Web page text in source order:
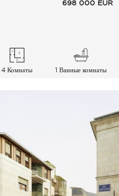
698 000 EUR
4 Комнаты 1 Ванные комнаты